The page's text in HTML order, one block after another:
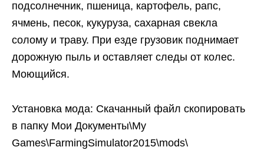
подсолнечник, пшеница, картофель, рапс,
ячмень, песок, кукуруза, сахарная свекла
солому и траву. При езде грузовик поднимает
дорожную пыль и оставляет следы от колес.
Моющийся.
Установка мода: Скачанный файл скопировать
в папку Мои Документы\My
Games\FarmingSimulator2015\mods\